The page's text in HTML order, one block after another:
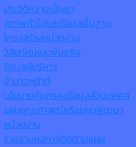
ประวัติความเป็นมา
สภาพทั่วไปและข้อมูลพื้นฐาน
โครงสร้างหน่วยงาน
วิสัยทัศน์และพันธกิจ
ข้อมูลผู้บริหาร
อำนาจหน้าที่
นโยบายคุ้มครองข้อมูลส่วนบุคคล
แผนยุทธศาสตร์หรือแผนพัฒนา
หน่วยงาน
รายงานผลการติดตามแผน